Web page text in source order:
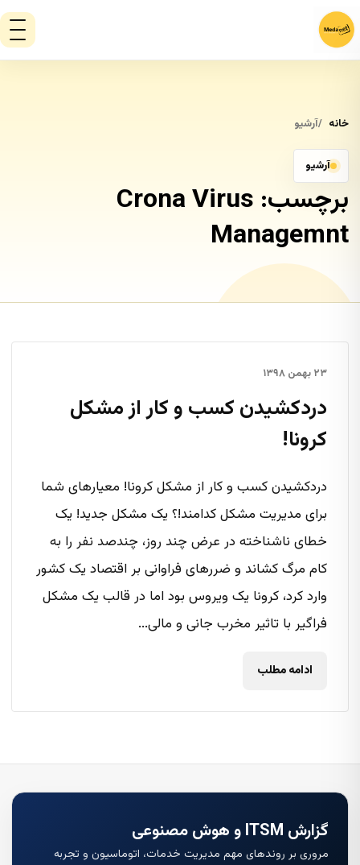
خانه آرشیو
آرشیو
برچسب: Crona Virus
Managemnt
۲۳ بهمن ۱۳۹۸
دردکشیدن کسب و کار از مشکل
کرونا!
دردکشیدن کسب و کار از مشکل کرونا! معیارهای شما
برای مدیریت مشکل کدامند!؟ یک مشکل جدید! یک
خطای ناشناخته در عرض چند روز، چندصد نفر را به
کام مرگ کشاند و ضررهای فراوانی بر اقتصاد یک کشور
وارد کرد، کرونا یک ویروس بود اما در قالب یک مشکل
فراگیر با تاثیر مخرب جانی و مالی...
ادامه مطلب
گزارش ITSM و هوش مصنوعی
مروری بر روندهای مهم مدیریت خدمات، اتوماسیون و تجربه